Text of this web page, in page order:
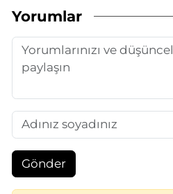
Yorumlar
Gönder